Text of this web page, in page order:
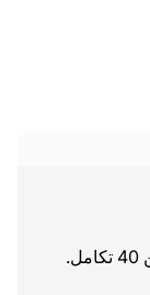
أدوات مفيدة وأكثر من 175 ميزة وأكثر من 40 تكامل.